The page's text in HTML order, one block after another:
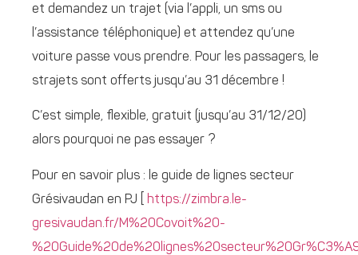
et demandez un trajet (via l’appli, un sms ou
l’assistance téléphonique) et attendez qu’une
voiture passe vous prendre. Pour les passagers, le
strajets sont offerts jusqu’au 31 décembre !
C’est simple, flexible, gratuit (jusqu’au 31/12/20)
alors pourquoi ne pas essayer ?
Pour en savoir plus : le guide de lignes secteur
Grésivaudan en PJ [
https://zimbra.le-
gresivaudan.fr/M%20Covoit%20-